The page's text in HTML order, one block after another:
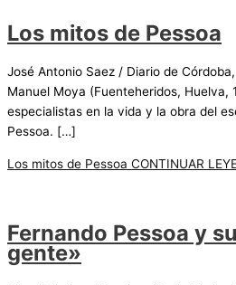
Los mitos de Pessoa
José Antonio Saez / Diario de
Manuel Moya (Fuenteheridos, Huelva,
especialistas en la vida y la obra del
Pessoa. […]
Los mitos de Pessoa CONTINUAR
Fernando Pessoa y
gente»